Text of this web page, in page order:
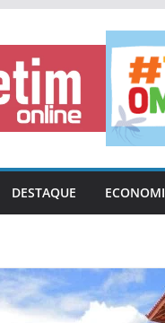
DESTAQUE